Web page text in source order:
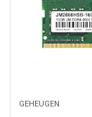
GEHEUGEN